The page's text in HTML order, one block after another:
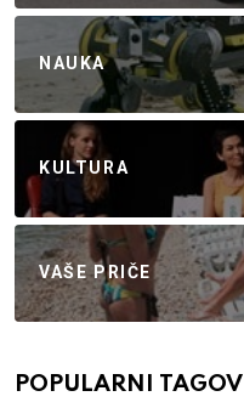
NAUKA
KULTURA
VAŠE PRIČE
POPULARNI TAGOVI